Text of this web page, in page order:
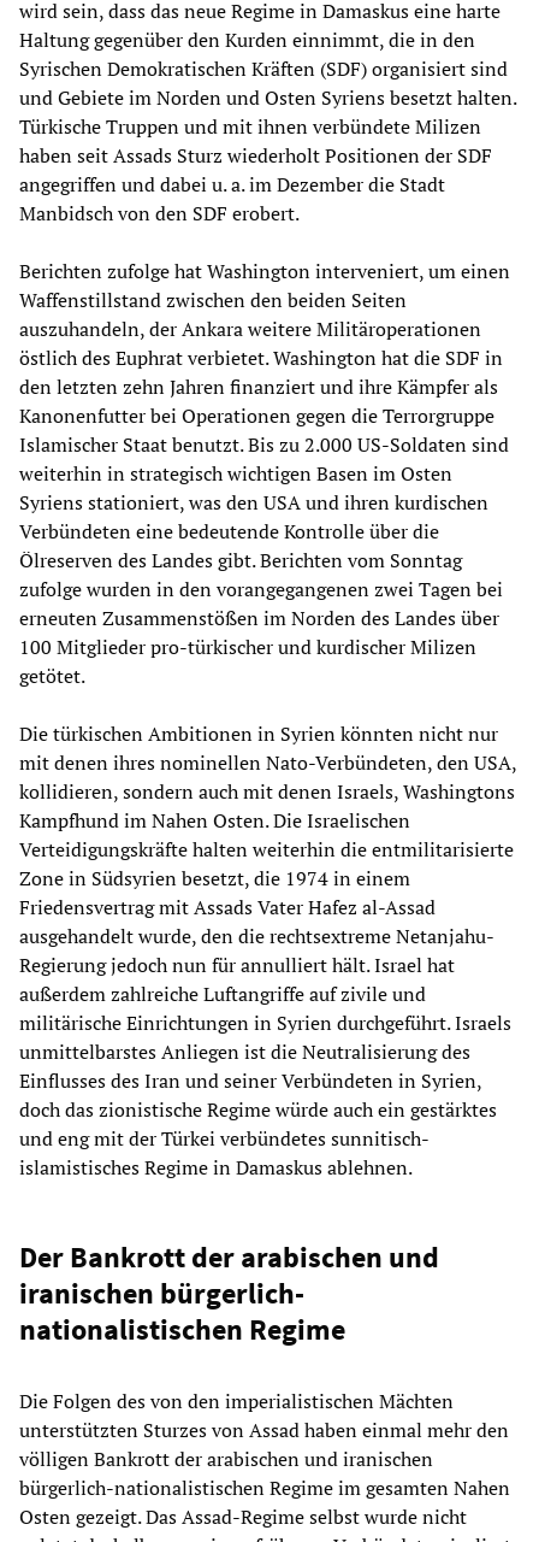
wird sein, dass das neue Regime in Damaskus eine harte
Haltung gegenüber den Kurden einnimmt, die in den
Syrischen Demokratischen Kräften (SDF) organisiert sind
und Gebiete im Norden und Osten Syriens besetzt halten.
Türkische Truppen und mit ihnen verbündete Milizen
haben seit Assads Sturz wiederholt Positionen der SDF
angegriffen und dabei u. a. im Dezember die Stadt
Manbidsch von den SDF erobert.
Berichten zufolge hat Washington interveniert, um einen
Waffenstillstand zwischen den beiden Seiten
auszuhandeln, der Ankara weitere Militäroperationen
östlich des Euphrat verbietet. Washington hat die SDF in
den letzten zehn Jahren finanziert und ihre Kämpfer als
Kanonenfutter bei Operationen gegen die Terrorgruppe
Islamischer Staat benutzt. Bis zu 2.000 US-Soldaten sind
weiterhin in strategisch wichtigen Basen im Osten
Syriens stationiert, was den USA und ihren kurdischen
Verbündeten eine bedeutende Kontrolle über die
Ölreserven des Landes gibt. Berichten vom Sonntag
zufolge wurden in den vorangegangenen zwei Tagen bei
erneuten Zusammenstößen im Norden des Landes über
100 Mitglieder pro-türkischer und kurdischer Milizen
getötet.
Die türkischen Ambitionen in Syrien könnten nicht nur
mit denen ihres nominellen Nato-Verbündeten, den USA,
kollidieren, sondern auch mit denen Israels, Washingtons
Kampfhund im Nahen Osten. Die Israelischen
Verteidigungskräfte halten weiterhin die entmilitarisierte
Zone in Südsyrien besetzt, die 1974 in einem
Friedensvertrag mit Assads Vater Hafez al-Assad
ausgehandelt wurde, den die rechtsextreme Netanjahu-
Regierung jedoch nun für annulliert hält. Israel hat
außerdem zahlreiche Luftangriffe auf zivile und
militärische Einrichtungen in Syrien durchgeführt. Israels
unmittelbarstes Anliegen ist die Neutralisierung des
Einflusses des Iran und seiner Verbündeten in Syrien,
doch das zionistische Regime würde auch ein gestärktes
und eng mit der Türkei verbündetes sunnitisch-
islamistisches Regime in Damaskus ablehnen.
Der Bankrott der arabischen und
iranischen bürgerlich-
nationalistischen Regime
Die Folgen des von den imperialistischen Mächten
unterstützten Sturzes von Assad haben einmal mehr den
völligen Bankrott der arabischen und iranischen
bürgerlich-nationalistischen Regime im gesamten Nahen
Osten gezeigt. Das Assad-Regime selbst wurde nicht